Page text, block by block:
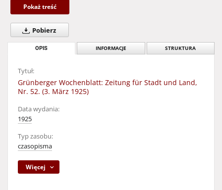
Pokaż treść
Pobierz
OPIS INFORMACJE STRUKTURA
Tytuł:
Grünberger Wochenblatt: Zeitung für Stadt und Land,
Nr. 52. (3. März 1925)
Data wydania:
1925
Typ zasobu:
czasopisma
Więcej